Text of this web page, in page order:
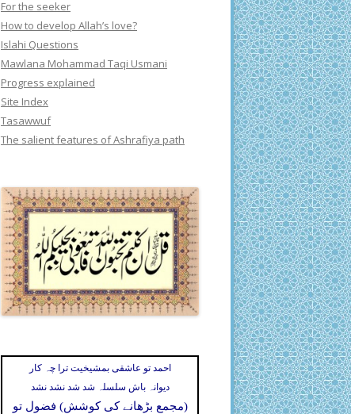
For the seeker
How to develop Allah’s love?
Islahi Questions
Mawlana Mohammad Taqi Usmani
Progress explained
Site Index
Tasawwuf
The salient features of Ashrafiya path
احمد تو عاشقی بمشیخیت ترا چہ کار
دیوانہ باش سلسلہ شد شد نشد نشد
(مجمع بڑھانے کی کوشش) فضول تو